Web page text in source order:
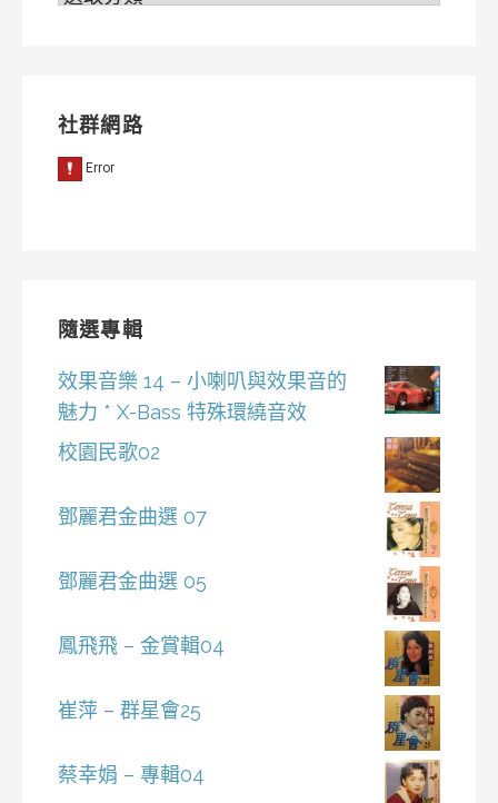
社群網路
隨選專輯
效果音樂 14 – 小喇叭與效果音的
魅力 * X-Bass 特殊環繞音效
校園民歌02
鄧麗君金曲選 07
鄧麗君金曲選 05
鳳飛飛 – 金賞輯04
崔萍 – 群星會25
蔡幸娟 – 專輯04